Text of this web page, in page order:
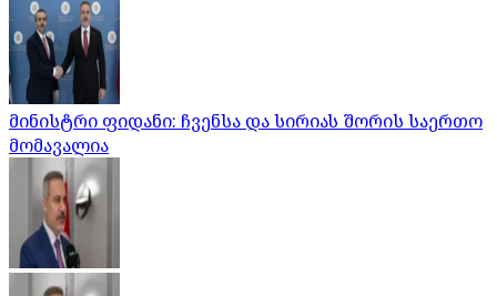
მინისტრი ფიდანი: ჩვენსა და სირიას შორის საერთო
მომავალია